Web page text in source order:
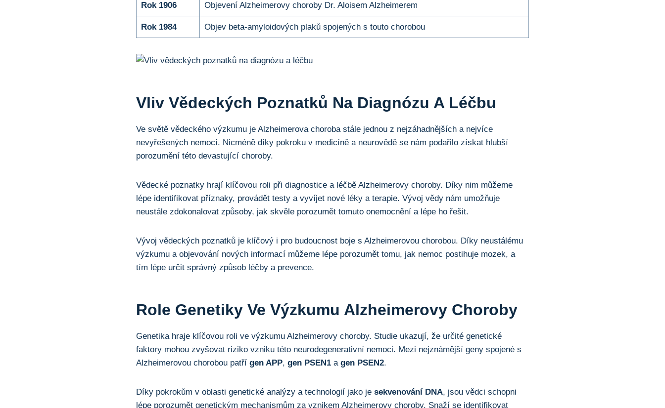
Rok 1906 Objevení Alzheimerovy choroby Dr. Aloisem Alzheimerem
Rok 1984 Objev beta-amyloidových plaků spojených s touto chorobou
Vliv Vědeckých Poznatků Na Diagnózu A Léčbu
Ve světě vědeckého výzkumu je Alzheimerova choroba stále jednou z nejzáhadnějších a nejvíce
nevyřešených nemocí. Nicméně díky pokroku v medicíně a neurovědě se nám podařilo získat hlubší
porozumění této devastující choroby.
Vědecké poznatky hrají klíčovou roli při diagnostice a léčbě Alzheimerovy choroby. Díky nim můžeme
lépe identifikovat příznaky, provádět testy a vyvíjet nové léky a terapie. Vývoj vědy nám umožňuje
neustále zdokonalovat způsoby, jak skvěle porozumět tomuto onemocnění a lépe ho řešit.
Vývoj vědeckých poznatků je klíčový i pro budoucnost boje s Alzheimerovou chorobou. Díky neustálému
výzkumu a objevování nových informací můžeme lépe porozumět tomu, jak nemoc postihuje mozek, a
tím lépe určit správný způsob léčby a prevence.
Role Genetiky Ve Výzkumu Alzheimerovy Choroby
Genetika hraje klíčovou roli ve výzkumu Alzheimerovy choroby. Studie ukazují, že určité genetické
faktory mohou zvyšovat riziko vzniku této neurodegenerativní nemoci. Mezi nejznámější geny spojené s
Alzheimerovou chorobou patří gen APP, gen PSEN1 a gen PSEN2.
Díky pokrokům v oblasti genetické analýzy a technologií jako je sekvenování DNA, jsou vědci schopni
lépe porozumět genetickým mechanismům za vznikem Alzheimerovy choroby. Snaží se identifikovat